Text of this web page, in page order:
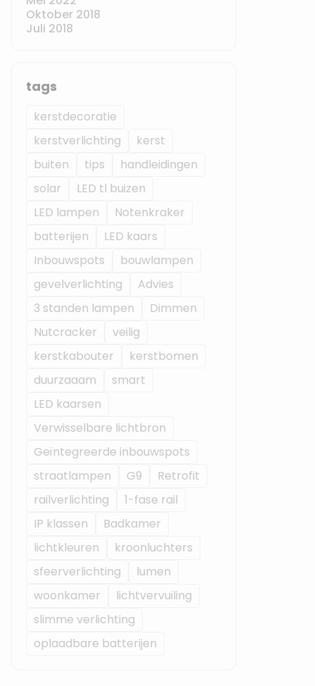
Oktober 2018
Juli 2018
tags
kerstdecoratie
kerstverlichting
kerst
buiten
tips
handleidingen
solar
LED tl buizen
LED lampen
Notenkraker
batterijen
LED kaars
Inbouwspots
bouwlampen
gevelverlichting
Advies
3 standen lampen
Dimmen
Nutcracker
veilig
kerstkabouter
kerstbomen
duurzaaam
smart
LED kaarsen
Verwisselbare lichtbron
Geïntegreerde inbouwspots
straatlampen
G9
Retrofit
railverlichting
1-fase rail
IP klassen
Badkamer
lichtkleuren
kroonluchters
sfeerverlichting
lumen
woonkamer
lichtvervuiling
slimme verlichting
oplaadbare batterijen